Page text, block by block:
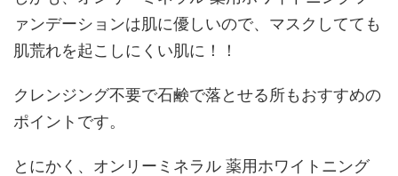
ァンデーションは肌に優しいので、マスクしてても
肌荒れを起こしにくい肌に！！
クレンジング不要で石鹸で落とせる所もおすすめの
ポイントです。
とにかく、オンリーミネラル 薬用ホワイトニング